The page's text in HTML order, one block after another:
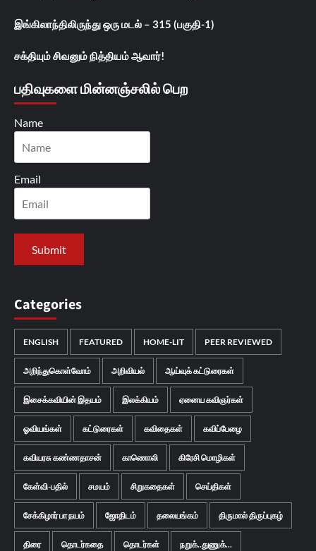
இங்கிலாந்திலிருந்து ஒரு மடல் – 315 (பகுதி-1)
சக்தியும் சிவனும் நித்தியம் ஆவார்!
பதிவுகளை மின்னஞ்சலில் பெற
Name
Email
Categories
ENGLISH FEATURED HOME-LIT PEER REVIEWED
அறிந்துகொள்வோம் அறிவியல் ஆய்வுக் கட்டுரைகள்
இசைக்கவியின் இதயம் இலக்கியம் ஏனைய கவிஞர்கள்
ஓவியங்கள் கட்டுரைகள் கவிதைகள் கவிப்பேழை
கவியரசு கண்ணதாசன் காணொலி கிரேசி மொழிகள்
கேள்வி-பதில் சமயம் சிறுகதைகள் செய்திகள்
சேக்கிழார் பா நயம் ஜோதிடம் தலையங்கம் திருமால் திருப்புகழ்
திரை தொடர்கதை தொடர்கள் நறுக்..துணுக்...